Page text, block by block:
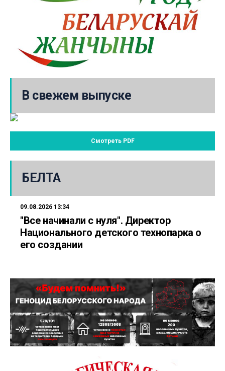
В свежем выпуске
Смотреть PDF
БЕЛТА
09.08.2026 13:34
"Все начинали с нуля". Директор
Национального детского технопарка о
его создании